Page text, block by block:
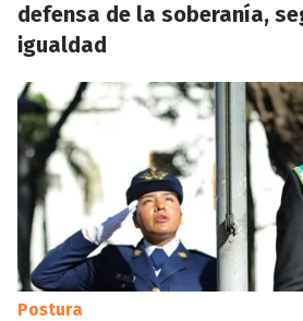
defensa de la soberanía,
igualdad
Postura